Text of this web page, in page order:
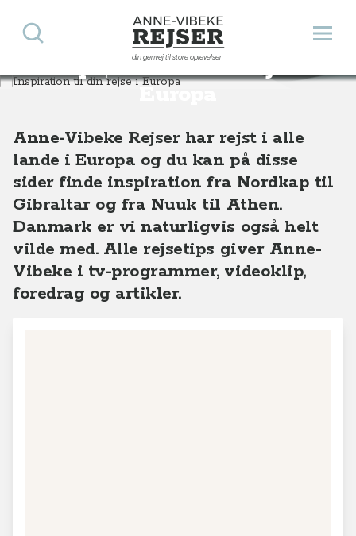
Anne-Vibeke Rejser
din genvej til store oplevelser
Åbn
Søg
Inspiration til din rejse i
Europa
Destinationer Europa
Anne-Vibeke Rejser har rejst i alle
lande i Europa og du kan på disse
sider finde inspiration fra Nordkap til
Gibraltar og fra Nuuk til Athen.
Danmark er vi naturligvis også helt
vilde med. Alle rejsetips giver Anne-
Vibeke i tv-programmer, videoklip,
foredrag og artikler.